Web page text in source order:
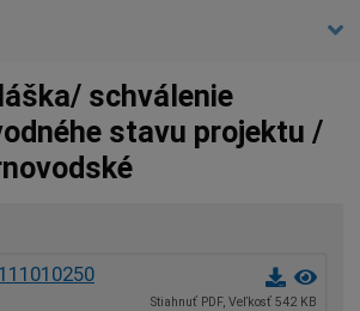
schválenie
stavu projektu /
Stiahnuť PDF, Veľkosť 542 KB